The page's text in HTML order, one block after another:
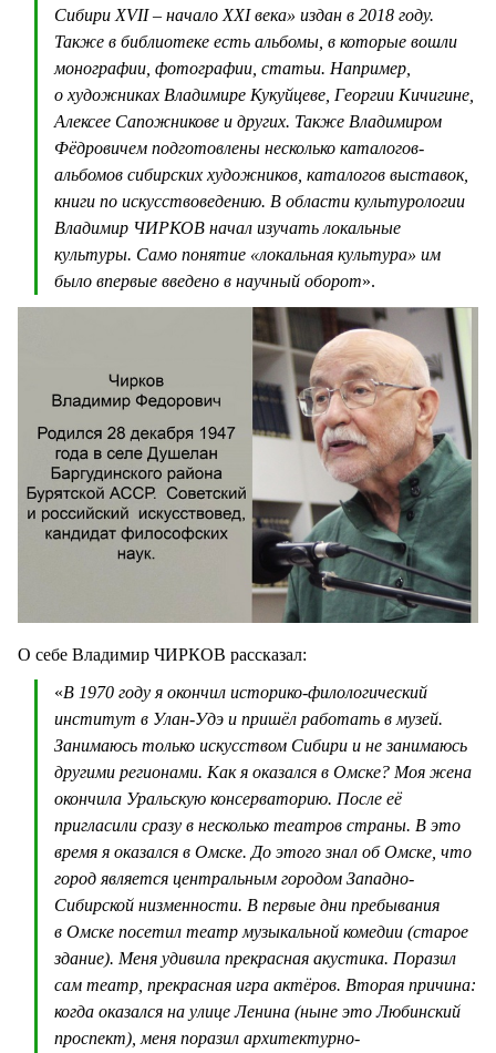
Сибири XVII – начало XXI века» издан в 2018 году.
Также в библиотеке есть альбомы, в которые вошли
монографии, фотографии, статьи. Например,
о художниках Владимире Кукуйцеве, Георгии Кичигине,
Алексее Сапожникове и других. Также Владимиром
Фёдровичем подготовлены несколько каталогов-
альбомов сибирских художников, каталогов выставок,
книги по искусствоведению. В области культурологии
Владимир ЧИРКОВ начал изучать локальные
культуры. Само понятие «локальная культура» им
было впервые введено в научный оборот».
О себе Владимир ЧИРКОВ рассказал:
«В 1970 году я окончил историко-филологический
институт в Улан-Удэ и пришёл работать в музей.
Занимаюсь только искусством Сибири и не занимаюсь
другими регионами. Как я оказался в Омске? Моя жена
окончила Уральскую консерваторию. После её
пригласили сразу в несколько театров страны. В это
время я оказался в Омске. До этого знал об Омске, что
город является центральным городом Западно-
Сибирской низменности. В первые дни пребывания
в Омске посетил театр музыкальной комедии (старое
здание). Меня удивила прекрасная акустика. Поразил
сам театр, прекрасная игра актёров. Вторая причина:
когда оказался на улице Ленина (ныне это Любинский
проспект), меня поразил архитектурно-